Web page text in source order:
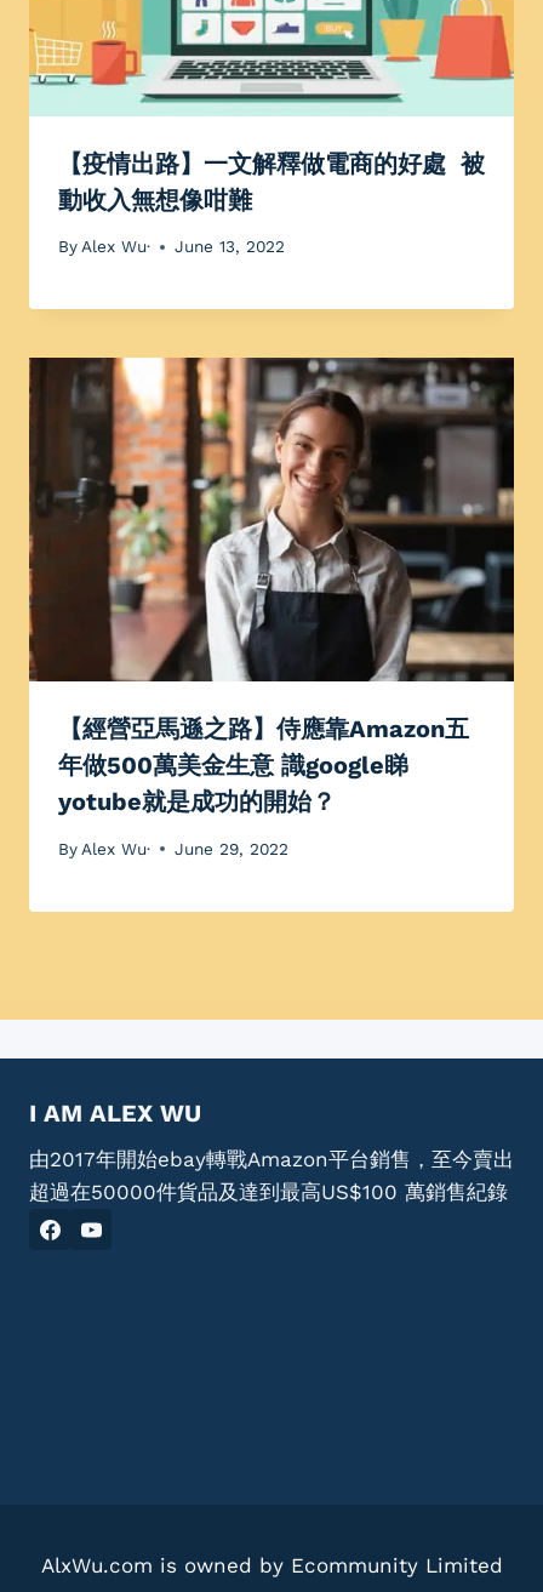
【疫情出路】一文解釋做電商的好處 被
動收入無想像咁難
ByAlex Wu· June 13, 2022
【經營亞馬遜之路】侍應靠Amazon五
年做500萬美金生意 識google睇
yotube就是成功的開始？
By Alex Wu· June 29, 2022
I AM ALEX WU
由2017年開始ebay轉戰Amazon平台銷售，至今賣出
超過在50000件貨品及達到最高US$100 萬銷售紀錄
AlxWu.com is owned by Ecommunity Limited